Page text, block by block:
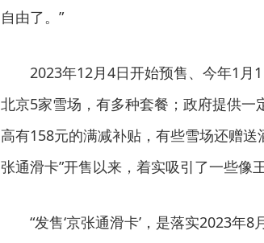
自由了。”
2023年12月4日开始预售、今年1月1
北京5家雪场，有多种套餐；政府提供
高有158元的满减补贴，有些雪场还赠
张通滑卡”开售以来，着实吸引了一些像
“发售‘京张通滑卡’，是落实2023年8